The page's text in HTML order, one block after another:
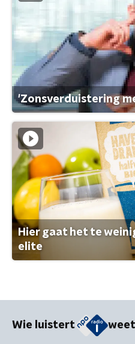
'Zonsverduistering
Hier gaat het te
elite
Wie luistert